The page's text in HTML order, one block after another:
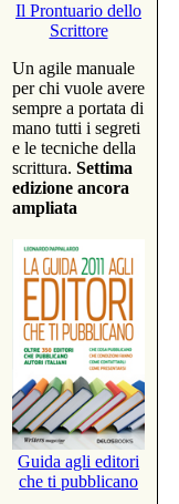
Il Prontuario dello
Scrittore
Un agile manuale
per chi vuole avere
sempre a portata di
mano tutti i segreti
e le tecniche della
scrittura. Settima
edizione ancora
ampliata
Guida agli editori
che ti pubblicano